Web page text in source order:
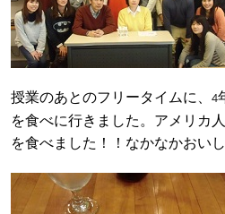
授業のあとのフリータイムに、 4
を食べに行きました。アメリカ
を食べました！！なかなかおい